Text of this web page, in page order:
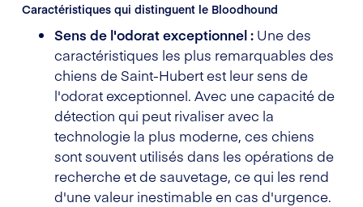
Caractéristiques qui distinguent le Bloodhound
Sens de l'odorat exceptionnel : Une des
caractéristiques les plus remarquables des
chiens de Saint-Hubert est leur sens de
l'odorat exceptionnel. Avec une capacité de
détection qui peut rivaliser avec la
technologie la plus moderne, ces chiens
sont souvent utilisés dans les opérations de
recherche et de sauvetage, ce qui les rend
d'une valeur inestimable en cas d'urgence.